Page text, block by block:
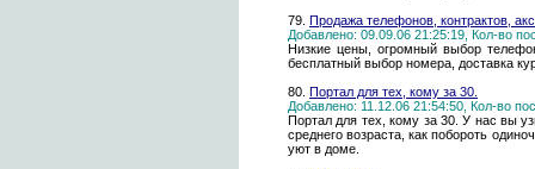
79. Продажа телефонов, контрактов,
Добавлено: 09.09.06 21:25:19, Кол-во
Низкие цены, огромный выбор
бесплатный выбор номера, доставка
80. Портал для тех, кому за 30.
Добавлено: 11.12.06 21:54:50, Кол-во
Портал для тех, кому за 30. У нас вы
среднего возраста, как побороть
уют в доме.